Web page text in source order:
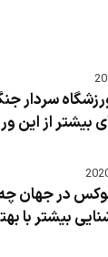
سردار
از این
در جهان
بیشتر با